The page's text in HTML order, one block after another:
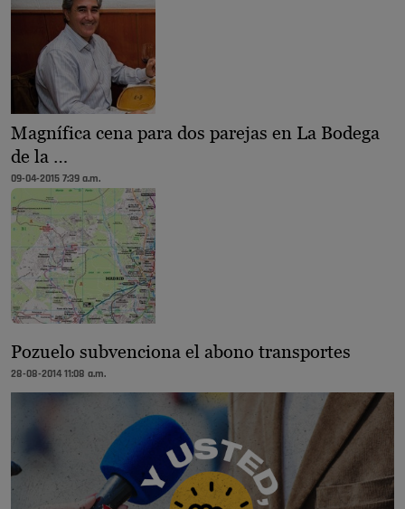
Magnífica cena para dos parejas en La Bodega
de la …
09-04-2015 7:39 a.m.
Pozuelo subvenciona el abono transportes
28-08-2014 11:08 a.m.